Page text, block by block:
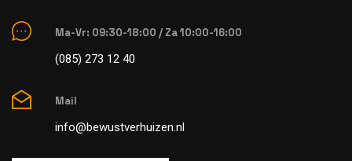
Ma-Vr: 09:30-18:00 / Za 10:00-16:00
(085) 273 12 40
Mail
info@bewustverhuizen.nl